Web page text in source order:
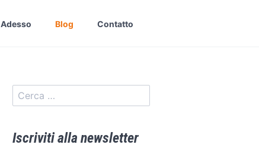
Adesso Blog Contatto
Iscriviti alla newsletter